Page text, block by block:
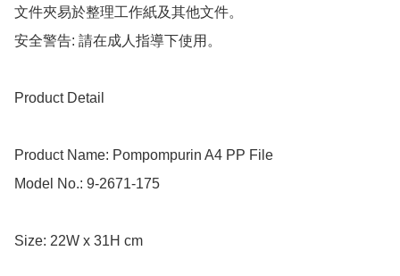
文件夾易於整理工作紙及其他文件。
安全警告: 請在成人指導下使用。
Product Detail
Product Name: Pompompurin A4 PP File
Model No.: 9-2671-175
Size: 22W x 31H cm